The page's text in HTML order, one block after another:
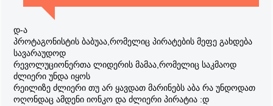
დ-ა
პროტაგონისტის ბაბუაა,რომელიც პირატების მეფე გახდება
სავარაუდოდ
რევოლუციონერთა ლიდერის მამაა,რომელიც საკმაოდ
ძლიერი უნდა იყოს
რეილიზე ძლიერი თუ არ ყავდათ მარინებს აბა რა უნდოდათ
ოღონდაც ამდენი იონკო და ძლიერი პირატია :დ